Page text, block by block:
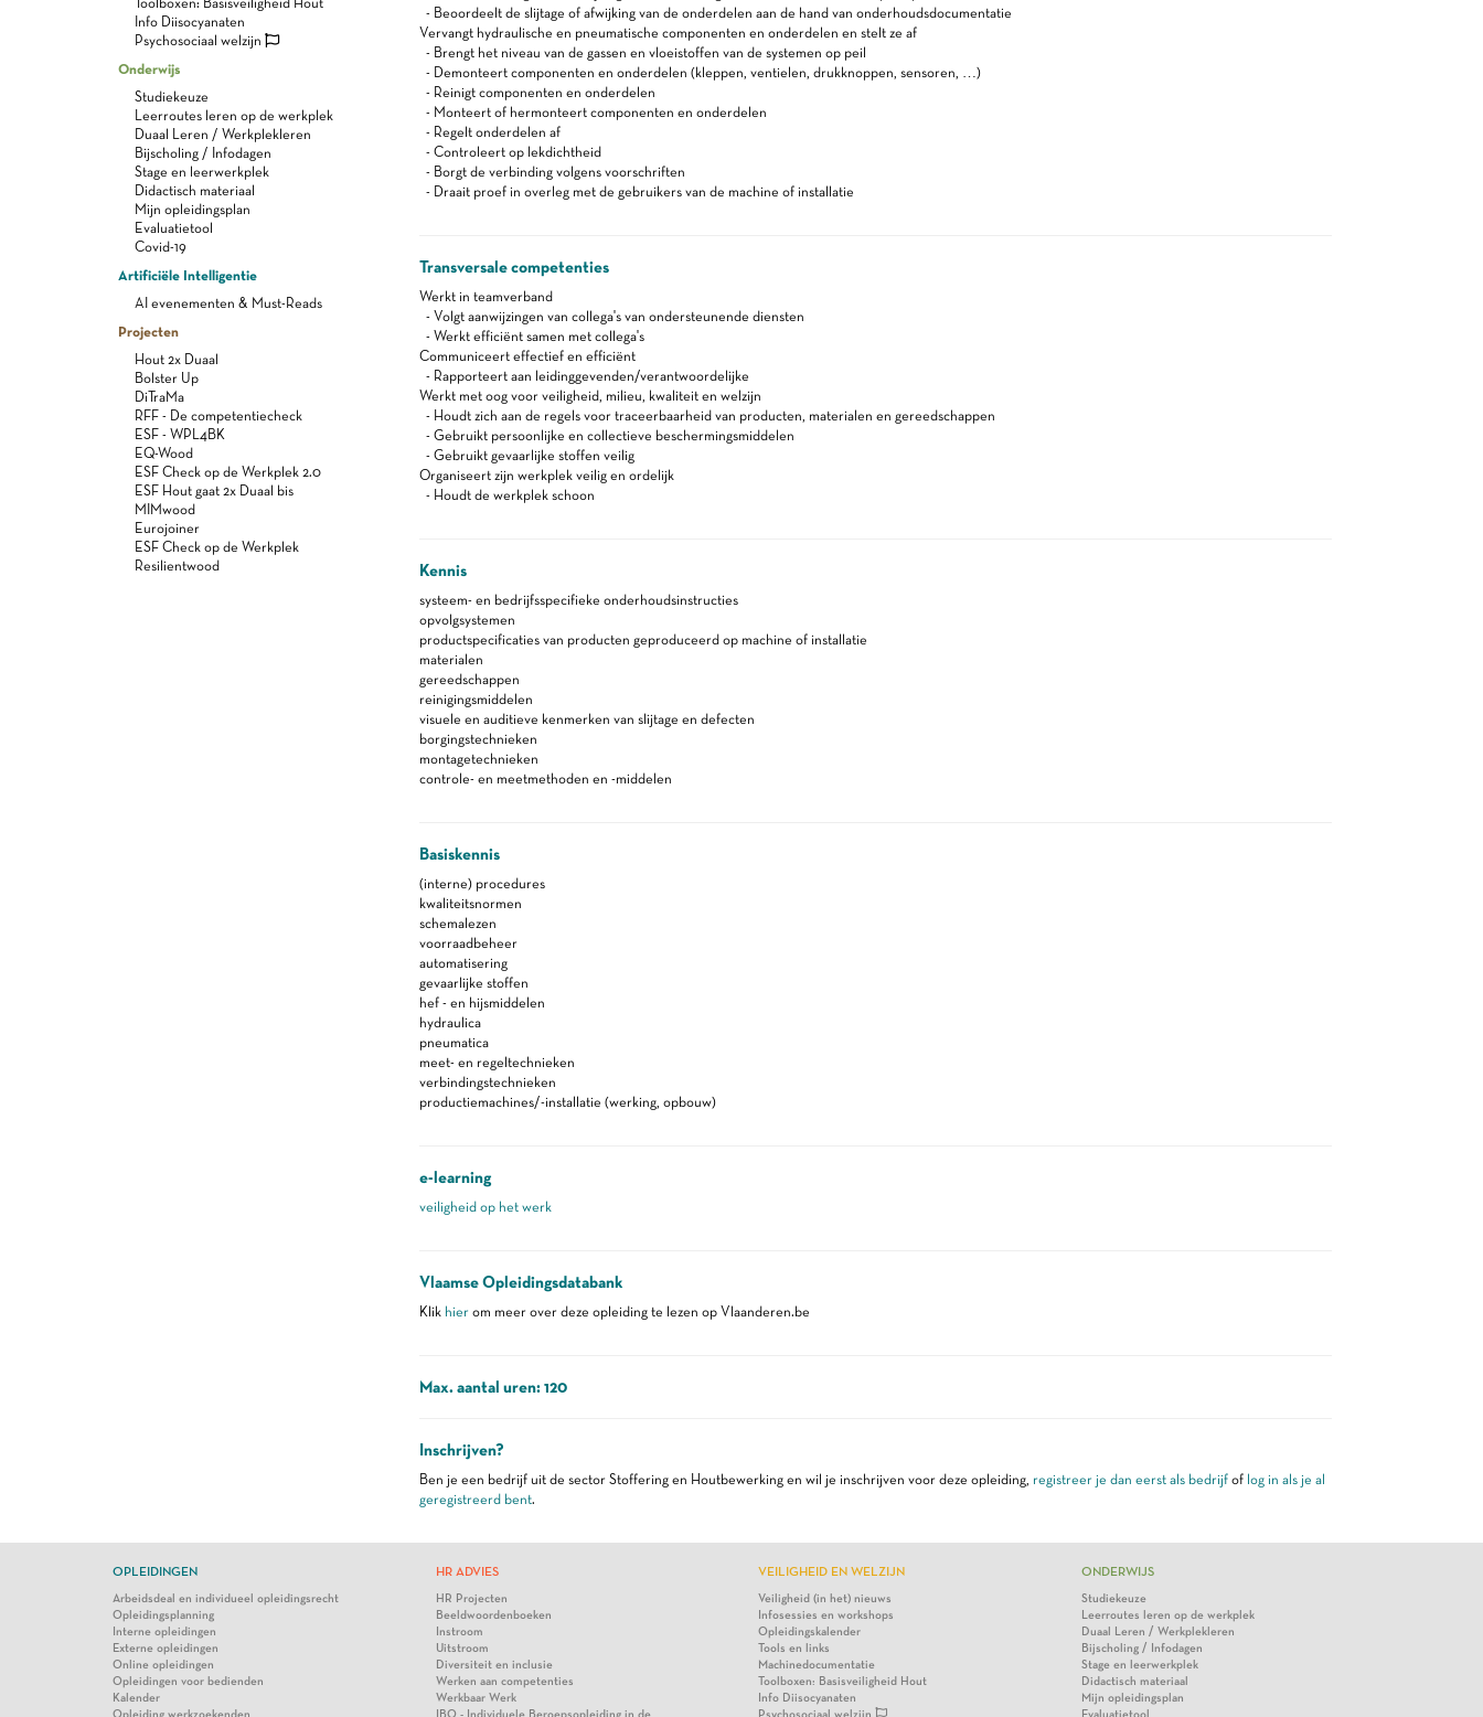
Info Diisocyanaten
Psychosociaal welzijn
Onderwijs
Studiekeuze
Leerroutes leren op de werkplek
Duaal Leren / Werkplekleren
Bijscholing / Infodagen
Stage en leerwerkplek
Didactisch materiaal
Mijn opleidingsplan
Evaluatietool
Covid-19
Artificiële Intelligentie
AI evenementen & Must-Reads
Projecten
Hout 2x Duaal
Bolster Up
DiTraMa
RFF - De competentiecheck
ESF - WPL4BK
EQ-Wood
ESF Check op de Werkplek 2.0
ESF Hout gaat 2x Duaal bis
MIMwood
Eurojoiner
ESF Check op de Werkplek
Resilientwood
- Beoordeelt de slijtage of afwijking van de onderdelen aan de hand van onderhoudsdocumentatie
Vervangt hydraulische en pneumatische componenten en onderdelen en stelt ze af
- Brengt het niveau van de gassen en vloeistoffen van de systemen op peil
- Demonteert componenten en onderdelen (kleppen, ventielen, drukknoppen, sensoren, …)
- Reinigt componenten en onderdelen
- Monteert of hermonteert componenten en onderdelen
- Regelt onderdelen af
- Controleert op lekdichtheid
- Borgt de verbinding volgens voorschriften
- Draait proef in overleg met de gebruikers van de machine of installatie
Transversale competenties
Werkt in teamverband
- Volgt aanwijzingen van collega's van ondersteunende diensten
- Werkt efficiënt samen met collega's
Communiceert effectief en efficiënt
- Rapporteert aan leidinggevenden/verantwoordelijke
Werkt met oog voor veiligheid, milieu, kwaliteit en welzijn
- Houdt zich aan de regels voor traceerbaarheid van producten, materialen en gereedschappen
- Gebruikt persoonlijke en collectieve beschermingsmiddelen
- Gebruikt gevaarlijke stoffen veilig
Organiseert zijn werkplek veilig en ordelijk
- Houdt de werkplek schoon
Kennis
systeem- en bedrijfsspecifieke onderhoudsinstructies
opvolgsystemen
productspecificaties van producten geproduceerd op machine of installatie
materialen
gereedschappen
reinigingsmiddelen
visuele en auditieve kenmerken van slijtage en defecten
borgingstechnieken
montagetechnieken
controle- en meetmethoden en -middelen
Basiskennis
(interne) procedures
kwaliteitsnormen
schemalezen
voorraadbeheer
automatisering
gevaarlijke stoffen
hef - en hijsmiddelen
hydraulica
pneumatica
meet- en regeltechnieken
verbindingstechnieken
productiemachines/-installatie (werking, opbouw)
e-learning
veiligheid op het werk
Vlaamse Opleidingsdatabank
Klik hierom meer over deze opleiding te lezen op Vlaanderen.be
Max. aantal uren: 120
Inschrijven?
Ben je een bedrijf uit de sector Stoffering en Houtbewerking en wil je inschrijven voor deze opleiding, registreer je dan eerst als bedrijfof log in als je al
geregistreerd bent.
OPLEIDINGEN
Arbeidsdeal en individueel opleidingsrecht
Opleidingsplanning
Interne opleidingen
Externe opleidingen
Online opleidingen
Opleidingen voor bedienden
Kalender
HR ADVIES
HR Projecten
Beeldwoordenboeken
Instroom
Uitstroom
Diversiteit en inclusie
Werken aan competenties
Werkbaar Werk
VEILIGHEID EN WELZIJN
Veiligheid (in het) nieuws
Infosessies en workshops
Opleidingskalender
Tools en links
Machinedocumentatie
Toolboxen: Basisveiligheid Hout
Info Diisocyanaten
ONDERWIJS
Studiekeuze
Leerroutes leren op de werkplek
Duaal Leren / Werkplekleren
Bijscholing / Infodagen
Stage en leerwerkplek
Didactisch materiaal
Mijn opleidingsplan